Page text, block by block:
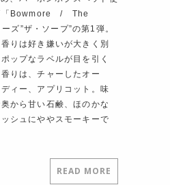
「Bowmore / The
ズ”ザ・ソープ”の第1弾。
りは好き嫌いが大きく別
ップなラベルが目を引く
りは、チャーしたオー
ィー、アプリコット。味
から甘い石鹸、ほのかな
シュにややスモーキーで
READ MORE